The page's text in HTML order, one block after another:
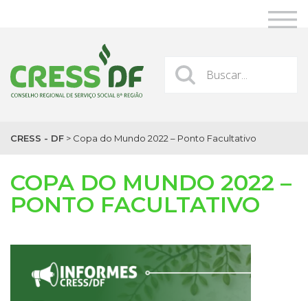
CRESS - DF > Copa do Mundo 2022 – Ponto Facultativo
COPA DO MUNDO 2022 –
PONTO FACULTATIVO